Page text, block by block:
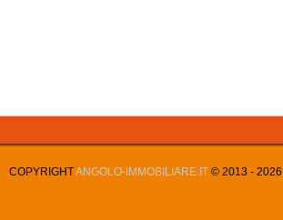
COPYRIGHTANGOLO-IMMOBILIARE.IT © 2013 - 2026